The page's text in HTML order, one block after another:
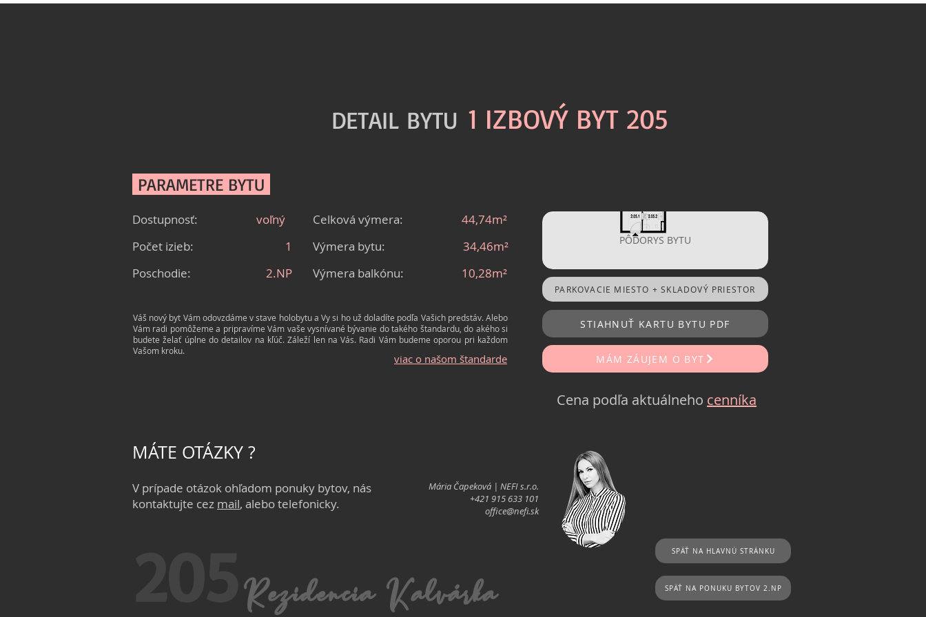
PARAMETRE BYTU
DETAIL BYTU 1 IZBOVÝ BYT 205
Dostupnosť:
Počet izieb:
Poschodie:
voľný
1
2.NP
Celková výmera:
Výmera bytu:
Výmera balkónu:
44,74m²
34,46m²
10,28m²
PÔDORYS BYTU
PARKOVACIE MIESTO + SKLADOVÝ PRIESTOR
Váš nový byt Vám odovzdáme v stave holobytu a Vy si ho už doladíte podľa Vašich predstáv. Alebo
Vám radi pomôžeme a pripravíme Vám vaše vysnívané bývanie do takého štandardu, do akého si
budete želať úplne do detailov na kľúč. Záleží len na Vás. Radi Vám budeme oporou pri každom
Vašom kroku.
viac o našom štandarde
STIAHNUŤ KARTU BYTU PDF
MÁM ZÁUJEM O BYT
Cena podľa aktuálneho cenníka
MÁTE OTÁZKY ?
V prípade otázok ohľadom ponuky bytov, nás
kontaktujte cez mail, alebo telefonicky.
Mária Čapeková | NEFI s.r.o.
+421 915 633 101
office@nefi.sk
Rezidencia Kalvárka
SPÄŤ NA HLAVNÚ STRÁNKU
SPÄŤ NA PONUKU BYTOV 2.NP